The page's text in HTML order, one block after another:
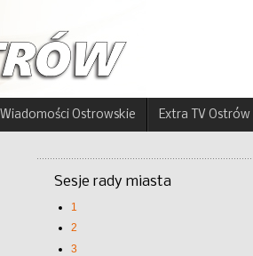
Wiadomości Ostrowskie Extra TV
Sesje rady miasta
1
2
3